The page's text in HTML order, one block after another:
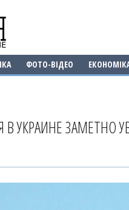
ФОТО-ВІДЕО
УКРАИНЕ ЗАМЕТНО